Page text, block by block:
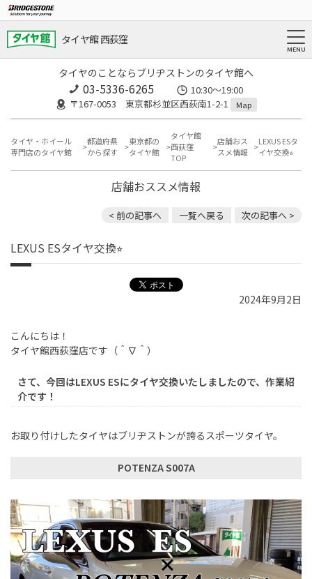
タイヤ館 西荻窪
タイヤのことならブリヂストンのタイヤ館へ
03-5336-6265
10:30～19:00
〒167-0053 東京都杉並区西荻南1-2-1
Map
タイヤ・ホイール
専門店のタイヤ館
都道府県
から探す
東京都の
タイヤ館
タイヤ館
西荻窪
TOP
店舗おス
スメ情報
LEXUS ESタ
イヤ交換⭐︎
店舗おススメ情報
< 前の記事へ 一覧へ戻る 次の記事へ >
LEXUS ESタイヤ交換⭐︎
2024年9月2日
こんにちは！
タイヤ館西荻窪店です（＾∇＾）
さて、今回はLEXUS ESにタイヤ交換いたしましたので、作業紹
介です！
お取り付けしたタイヤはブリヂストンが誇るスポーツタイヤ。
POTENZA S007A